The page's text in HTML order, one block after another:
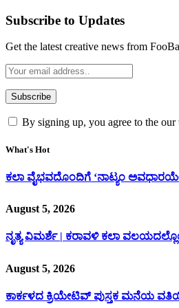
Subscribe to Updates
Get the latest creative news from
By signing up, you agree to the our
What's Hot
ಕಲಾ ವೈಭವದೊಂದಿಗೆ ‘ನಾಟ್ಯಂ
August 5, 2026
ನೃತ್ಯ ವಿಮರ್ಶೆ | ಕರಾವಳಿ ಕಲಾ
August 5, 2026
ಕಾರ್ಕಳದ ಕ್ರಿಯೇಟಿವ್ ಪುಸ್ತಕ ಮನೆಯ